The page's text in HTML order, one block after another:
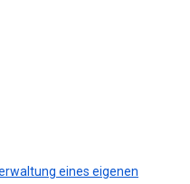
eines eigenen